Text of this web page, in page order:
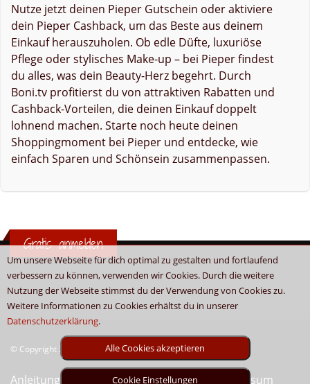
Um unsere Webseite für dich optimal zu gestalten und fortlaufend
verbessern zu können, verwenden wir Cookies. Durch die weitere
Nutzung der Webseite stimmst du der Verwendung von Cookies zu.
Weitere Informationen zu Cookies erhältst du in unserer
Datenschutzerklärung.
Alle Cookies akzeptieren
Cookie Einstellungen
Nutze jetzt deinen Pieper Gutschein oder aktiviere
dein Pieper Cashback, um das Beste aus deinem
Einkauf herauszuholen. Ob edle Düfte, luxuriöse
Pflege oder stylisches Make-up – bei Pieper findest
du alles, was dein Beauty-Herz begehrt. Durch
Boni.tv profitierst du von attraktiven Rabatten und
Cashback-Vorteilen, die deinen Einkauf doppelt
lohnend machen. Starte noch heute deinen
Shoppingmoment bei Pieper und entdecke, wie
einfach Sparen und Schönsein zusammenpassen.
Gratis anmelden
© Copyright 2026 - Boni.tv / Cashback & Gutscheine
Anleitung Sitemap Kontakt Unser Impressum